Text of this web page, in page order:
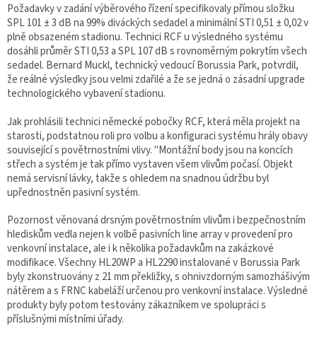
Požadavky v zadání výběrového řízení specifikovaly přímou složku
SPL 101 ± 3 dB na 99% diváckých sedadel a minimální STI 0,51 ± 0,02 v
plně obsazeném stadionu. Technici RCF u výsledného systému
dosáhli průměr STI 0,53 a SPL 107 dB s rovnoměrným pokrytím všech
sedadel. Bernard Muckl, technický vedoucí Borussia Park, potvrdil,
že reálné výsledky jsou velmi zdařilé a že se jedná o zásadní upgrade
technologického vybavení stadionu.
Jak prohlásili technici německé pobočky RCF, která měla projekt na
starosti, podstatnou roli pro volbu a konfiguraci systému hrály obavy
související s povětrnostními vlivy. "Montážní body jsou na koncích
střech a systém je tak přímo vystaven všem vlivům počasí. Objekt
nemá servisní lávky, takže s ohledem na snadnou údržbu byl
upřednostněn pasivní systém.
Pozornost věnovaná drsným povětrnostním vlivům i bezpečnostním
hlediskům vedla nejen k volbě pasivních line array v provedení pro
venkovní instalace, ale i k několika požadavkům na zakázkové
modifikace. Všechny HL20WP a HL2290 instalované v Borussia Park
byly zkonstruovány z 21 mm překližky, s ohnivzdorným samozhášivým
nátěrem a s FRNC kabeláží určenou pro venkovní instalace. Výsledné
produkty byly potom testovány zákazníkem ve spolupráci s
příslušnými místními úřady.